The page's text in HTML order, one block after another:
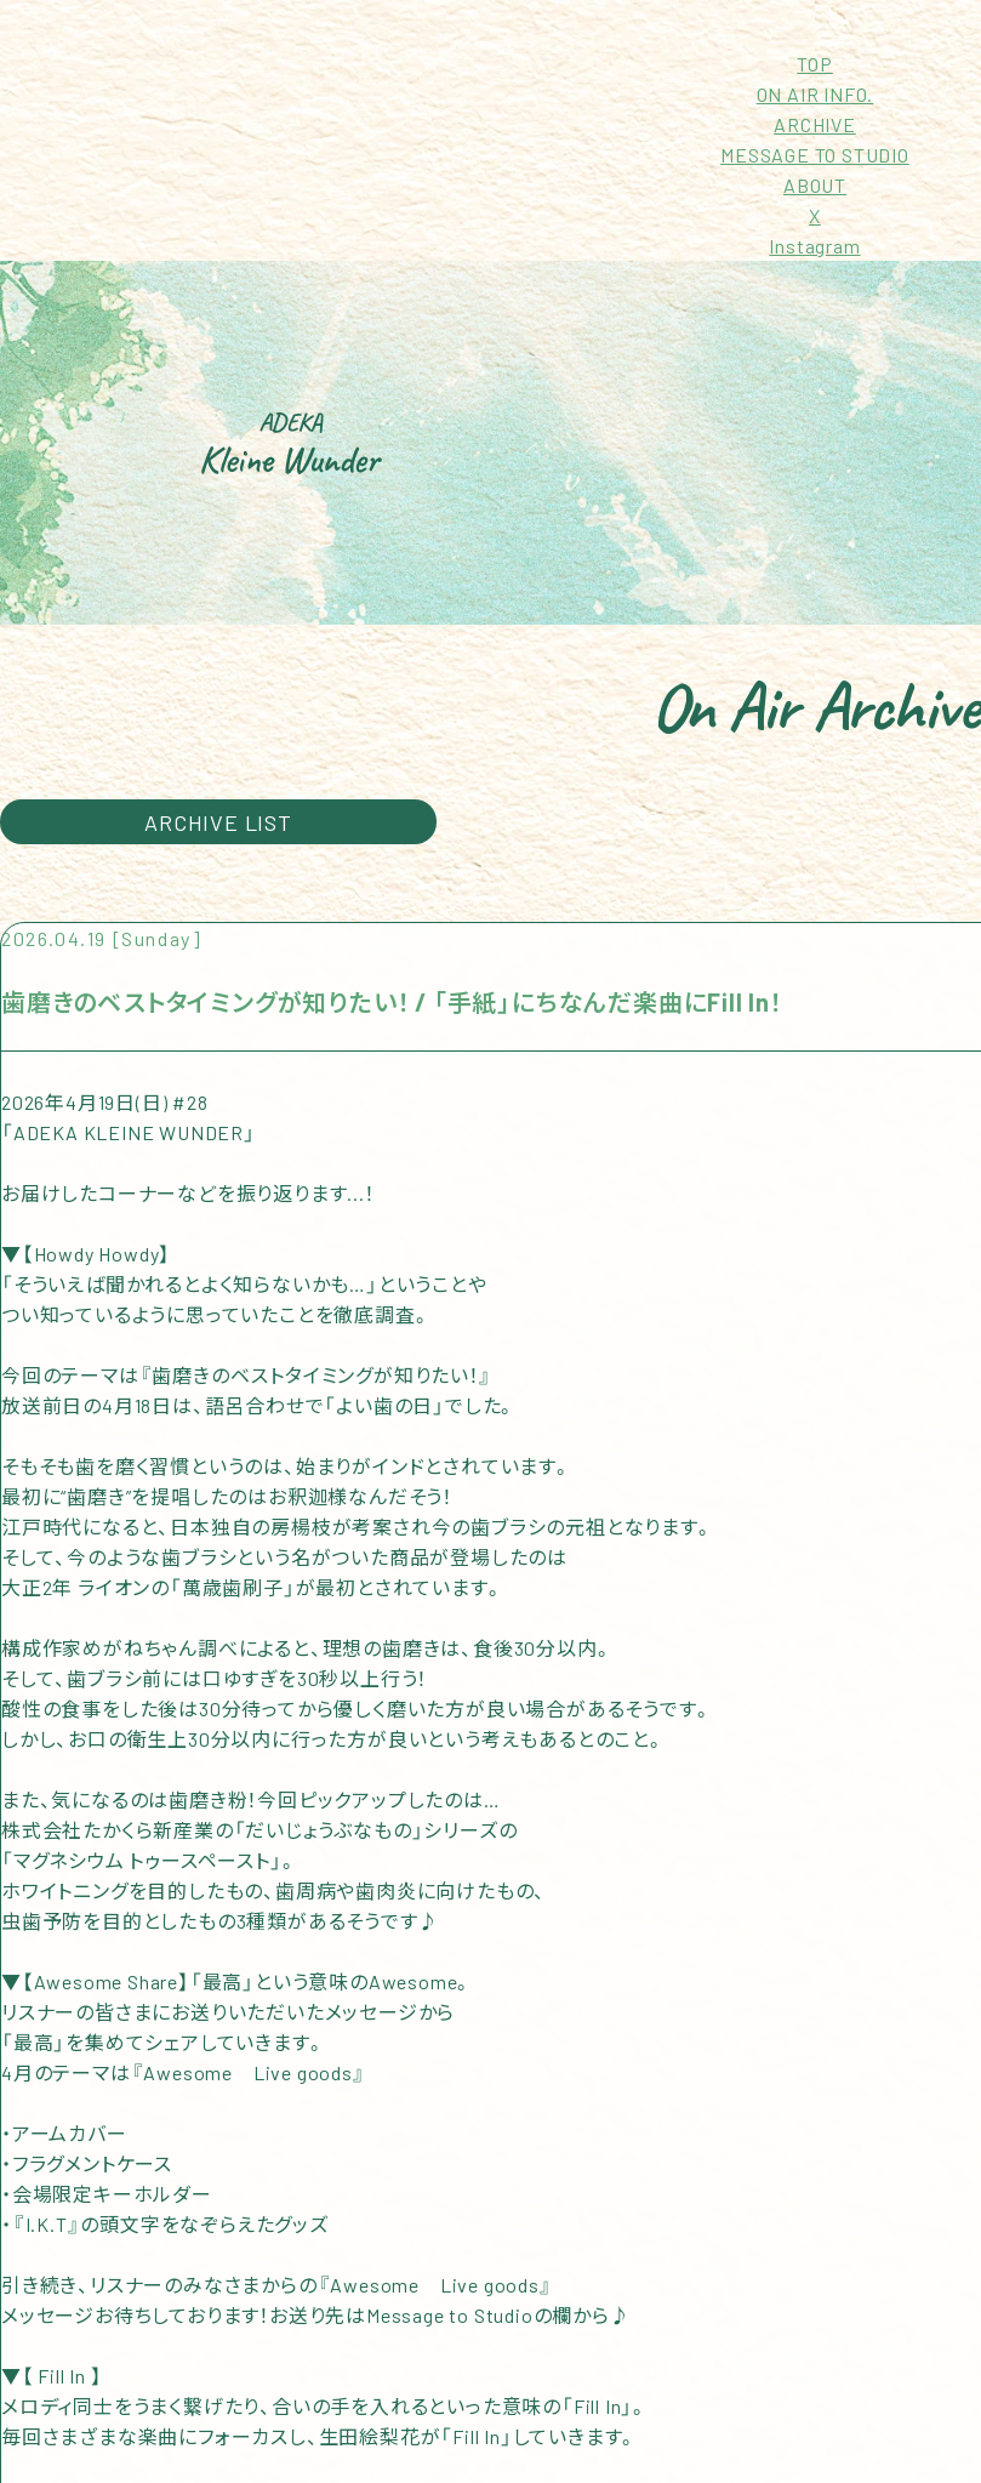
TOP
ON AIR INFO.
ARCHIVE
MESSAGE TO STUDIO
ABOUT
X
Instagram
On Air Archive
ARCHIVE LIST
2026.04.19 [Sunday]
歯磨きのベストタイミングが知りたい！ / 「手紙」にちなんだ楽曲にFill In！
2026年4月19日(日) #28
「ADEKA KLEINE WUNDER」
お届けしたコーナーなどを振り返ります...！
▼【Howdy Howdy】
「そういえば聞かれるとよく知らないかも…」ということや
つい知っているように思っていたことを徹底調査。
今回のテーマは『歯磨きのベストタイミングが知りたい！』
放送前日の4月18日は、語呂合わせで「よい歯の日」でした。
そもそも歯を磨く習慣というのは、始まりがインドとされています。
最初に“歯磨き”を提唱したのはお釈迦様なんだそう！
江戸時代になると、日本独自の房楊枝が考案され今の歯ブラシの元祖となります。
そして、今のような歯ブラシという名がついた商品が登場したのは
大正2年 ライオンの「萬歳歯刷子」が最初とされています。
構成作家めがねちゃん調べによると、理想の歯磨きは、食後30分以内。
そして、歯ブラシ前には口ゆすぎを30秒以上行う！
酸性の食事をした後は30分待ってから優しく磨いた方が良い場合があるそうです。
しかし、お口の衛生上30分以内に行った方が良いという考えもあるとのこと。
また、気になるのは歯磨き粉！今回ピックアップしたのは…
株式会社たかくら新産業の「だいじょうぶなもの」シリーズの
「マグネシウム トゥースペースト」。
ホワイトニングを目的したもの、歯周病や歯肉炎に向けたもの、
虫歯予防を目的としたもの3種類があるそうです♪
▼【Awesome Share】「最高」という意味のAwesome。
リスナーの皆さまにお送りいただいたメッセージから
「最高」を集めてシェアしていきます。
4月のテーマは『Awesome Live goods』
・アームカバー
・フラグメントケース
・会場限定キーホルダー
・『I.K.T』の頭文字をなぞらえたグッズ
引き続き、リスナーのみなさまからの『Awesome Live goods』
メッセージお待ちしております！お送り先はMessage to Studioの欄から♪
▼【 Fill In 】
メロディ同士をうまく繋げたり、合いの手を入れるといった意味の「Fill In」。
毎回さまざまな楽曲にフォーカスし、生田絵梨花が「Fill In」していきます。